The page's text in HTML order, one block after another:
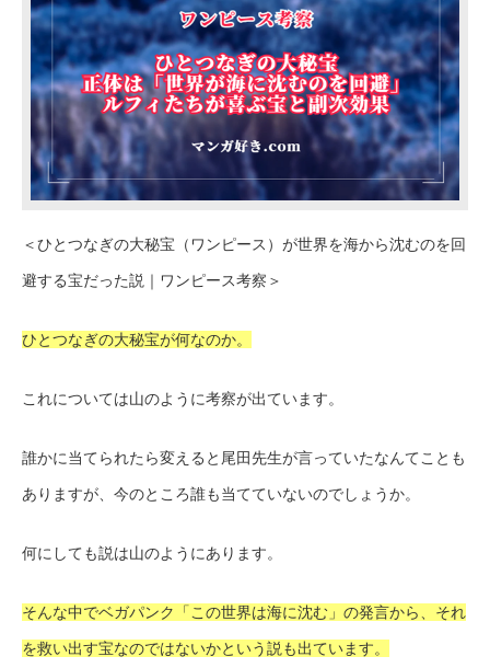
＜ひとつなぎの大秘宝（ワンピース）が世界を海から沈むのを回
避する宝だった説｜ワンピース考察＞
ひとつなぎの大秘宝が何なのか。
これについては山のように考察が出ています。
誰かに当てられたら変えると尾田先生が言っていたなんてことも
ありますが、今のところ誰も当てていないのでしょうか。
何にしても説は山のようにあります。
そんな中でベガパンク「この世界は海に沈む」の発言から、それ
を救い出す宝なのではないかという説も出ています。